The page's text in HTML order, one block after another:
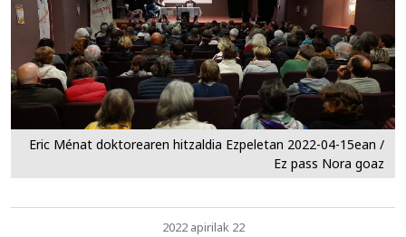
Eric Ménat doktorearen hitzaldia Ezpeletan 2022-04-15ean /
Ez pass Nora goaz
2022 apirilak 22